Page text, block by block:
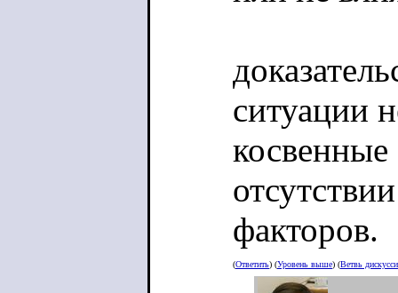
ситуации
косвенные
факторов.
(Ответить) (Уровень выше) (Ветвь